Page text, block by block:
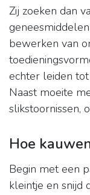
Zij zoeken dan
bewerken van
echter leiden
Naast moeite
slikstoornissen,
Hoe
Begin met een
kleintje en snijd